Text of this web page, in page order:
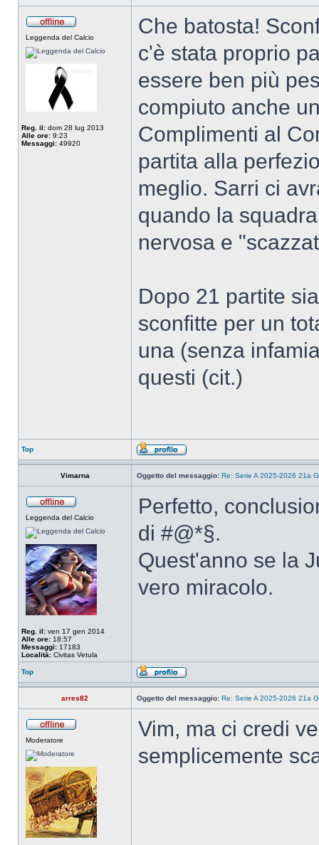
Leggenda del Calcio
Reg. il: dom 28 lug 2013
Alle ore: 9:23
Messaggi: 49920
Che batosta!
c'è stata proprio
essere ben più
compiuto anche
Complimenti al
partita alla
meglio. Sarri ci
quando la
nervosa e
Dopo 21 partite
sconfitte per un
una (senza
questi (cit.)
Top
Vimarna Oggetto del messaggio: Re: Serie A 2025-2026 21a
Leggenda del Calcio
Reg. il: ven 17 gen 2014
Alle ore: 18:57
Messaggi: 17183
Località: Civitas Vetula
Perfetto,
di #@*§.
Quest'anno se la
vero miracolo.
Top
arres82 Oggetto del messaggio: Re: Serie A 2025-2026 21a
Moderatore
Vim, ma ci credi
semplicemente